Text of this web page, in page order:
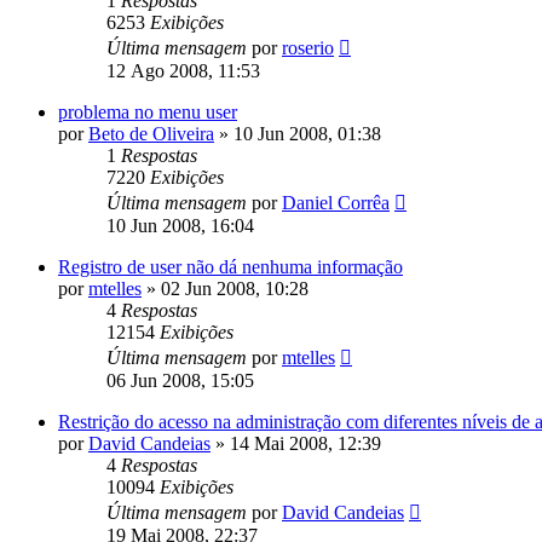
6253 Exibições
Última mensagem porroserio
12 Ago 2008, 11:53
problema no menu user
porBeto de Oliveira » 10 Jun 2008, 01:38
1 Respostas
7220 Exibições
Última mensagem porDaniel Corrêa
10 Jun 2008, 16:04
Registro de user não dá nenhuma informação
pormtelles » 02 Jun 2008, 10:28
4 Respostas
12154 Exibições
Última mensagem pormtelles
06 Jun 2008, 15:05
Restrição do acesso na administração com diferentes níveis de
porDavid Candeias » 14 Mai 2008, 12:39
4 Respostas
10094 Exibições
Última mensagem porDavid Candeias
19 Mai 2008, 22:37